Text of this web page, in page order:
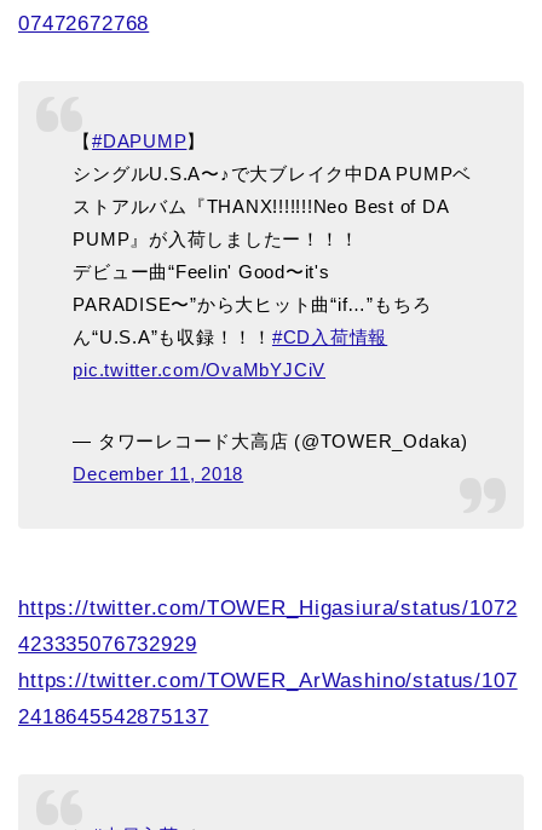
07472672768
【#DAPUMP】
シングルU.S.A〜♪で大ブレイク中DA PUMPベ
ストアルバム『THANX!!!!!!!Neo Best of DA
PUMP』が入荷しましたー！！！
デビュー曲“Feelin' Good〜it's
PARADISE〜”から大ヒット曲“if…”もちろ
ん“U.S.A”も収録！！！ #CD入荷情報
pic.twitter.com/OvaMbYJCiV
— タワーレコード大高店 (@TOWER_Odaka)
December 11, 2018
https://twitter.com/TOWER_Higasiura/status/1072
423335076732929
https://twitter.com/TOWER_ArWashino/status/107
2418645542875137